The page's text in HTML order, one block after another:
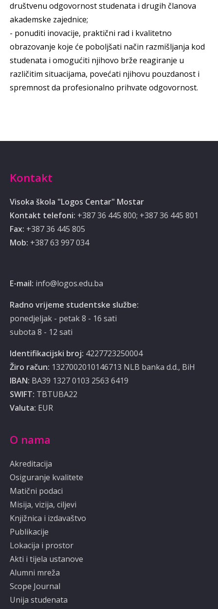
društvenu odgovornost studenata i drugih članova
akademske zajednice;
- ponuditi inovacije, praktični rad i kvalitetno
obrazovanje koje će poboljšati način razmišljanja kod
studenata i omogućiti njihovo brže reagiranje u
različitim situacijama, povećati njihovu pouzdanost i
spremnost da profesionalno prihvate odgovornost.
Kontakt
Visoka škola "Logos Centar" Mostar
Kontakt telefoni: +387 36 445 800; +387 36 445 801
Fax: +387 36 445 805
Mob: ‭‎+387 63 997 034‬
E-mail: info@logos.edu.ba
Radno vrijeme studentske službe:
ponedjeljak - petak 8 - 16 sati
subota 8 - 12 sati
Identifikacijski broj: 4227723250004
Žiro račun: 1327002010146713 NLB banka d.d., BiH
IBAN: BA39 1327 0103 2563 6419
SWIFT: TBTUBA22
Valuta: EUR
O nama
Akreditacija
Osiguranje kvalitete
Matični podaci
Misija, vizija, ciljevi
Knjižnica i izdavaštvo
Publikacije
Lokacija i prostor
Akti i tijela ustanove
Alumni mreža
Scope Journal
Unija studenata